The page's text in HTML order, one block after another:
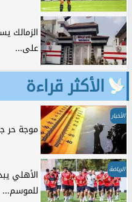
على...
الأكثر قراءة
الأخبار
موجة حر جديدة
الرياضة
الأهلي
للموسم...